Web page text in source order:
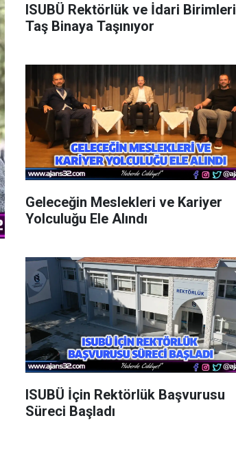
ISUBÜ Rektörlük ve İdari Birimleri
Taş Binaya Taşınıyor
Geleceğin Meslekleri ve Kariyer
Yolculuğu Ele Alındı
ISUBÜ İçin Rektörlük Başvurusu
Süreci Başladı